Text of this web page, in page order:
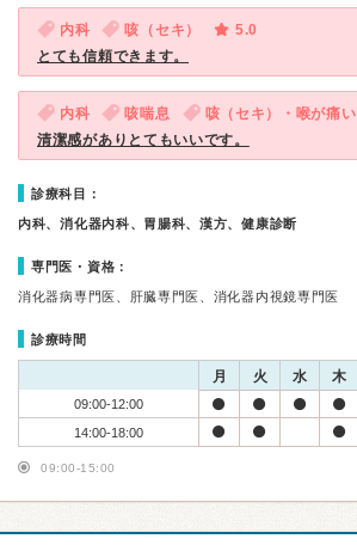
内科 咳（セキ）
5.0
とても信頼できます。
内科 咳喘息 咳（セキ）・喉が痛い
清潔感がありとてもいいです。
診療科目：
内科、消化器内科、胃腸科、漢方、健康診断
専門医・資格：
消化器病専門医、肝臓専門医、消化器内視鏡専門医
診療時間
月 火 水 木
09:00-12:00
14:00-18:00
09:00-15:00